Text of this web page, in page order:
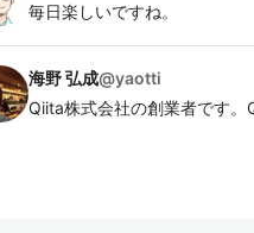
毎日楽しいですね。
海野 弘成@yaotti
Qiita株式会社の創業者です。